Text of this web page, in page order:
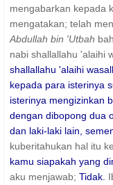
mengabarkan kepada
mengatakan; telah
Abdullah bin 'Utbah
nabi shallallahu 'alaihi
shallallahu 'alaihi
kepada para isterinya
isterinya mengizinkan
dengan dibopong dua
dan laki-laki lain,
kuberitahukan hal itu
kamu siapakah yang
aku menjawab; Tidak.